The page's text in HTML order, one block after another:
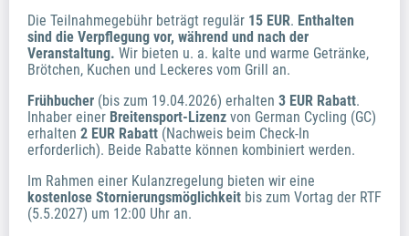
Die Teilnahmegebühr beträgt regulär 15 EUR. Enthalten
sind die Verpflegung vor, während und nach der
Veranstaltung. Wir bieten u. a. kalte und warme Getränke,
Brötchen, Kuchen und Leckeres vom Grill an.
Frühbucher (bis zum 19.04.2026) erhalten 3 EUR Rabatt.
Inhaber einer Breitensport-Lizenz von German Cycling (GC)
erhalten 2 EUR Rabatt (Nachweis beim Check-In
erforderlich). Beide Rabatte können kombiniert werden.
kostenlose Stornierungsmöglichkeit bis zum Vortag der RTF
(5.5.2027) um 12:00 Uhr an.